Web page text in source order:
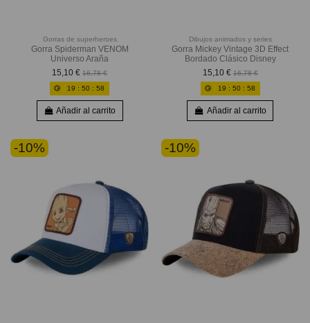
Gorras de superheroes
Gorra Spiderman VENOM
Universo Araña
15,10 € 16,78 €
19 :50 :56
Añadir al carrito
Dibujos animados y series
Gorra Mickey Vintage 3D Effect
Bordado Clásico Disney
15,10 € 16,78 €
19 : 50 : 56
Añadir al carrito
-10% -10%